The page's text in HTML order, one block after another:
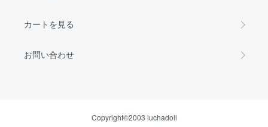
カートを見る
お問い合わせ
Copyright©2003 luchadoll